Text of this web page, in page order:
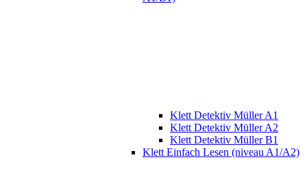
Klett Detektiv Müller A1
Klett Detektiv Müller A2
Klett Detektiv Müller B1
Klett Einfach Lesen (niveau A1/A2)